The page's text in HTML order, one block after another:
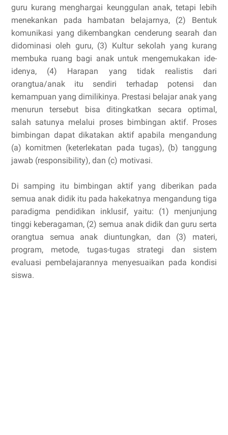
guru kurang menghargai keunggulan anak, tetapi lebih
menekankan pada hambatan belajarnya, (2) Bentuk
komunikasi yang dikembangkan cenderung searah dan
didominasi oleh guru, (3) Kultur sekolah yang kurang
membuka ruang bagi anak untuk mengemukakan ide-
idenya, (4) Harapan yang tidak realistis dari
orangtua/anak itu sendiri terhadap potensi dan
kemampuan yang dimilikinya. Prestasi belajar anak yang
menurun tersebut bisa ditingkatkan secara optimal,
salah satunya melalui proses bimbingan aktif. Proses
bimbingan dapat dikatakan aktif apabila mengandung
(a) komitmen (keterlekatan pada tugas), (b) tanggung
jawab (responsibility), dan (c) motivasi.
Di samping itu bimbingan aktif yang diberikan pada
semua anak didik itu pada hakekatnya mengandung tiga
paradigma pendidikan inklusif, yaitu: (1) menjunjung
tinggi keberagaman, (2) semua anak didik dan guru serta
orangtua semua anak diuntungkan, dan (3) materi,
program, metode, tugas-tugas strategi dan sistem
evaluasi pembelajarannya menyesuaikan pada kondisi
siswa.